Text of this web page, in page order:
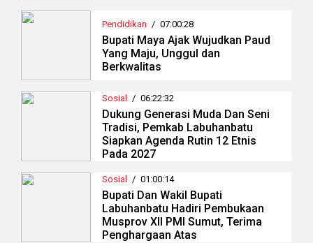
Pendidikan / 07:00:28
Bupati Maya Ajak Wujudkan Paud
Yang Maju, Unggul dan
Berkwalitas
Sosial / 06:22:32
Dukung Generasi Muda Dan Seni
Tradisi, Pemkab Labuhanbatu
Siapkan Agenda Rutin 12 Etnis
Pada 2027
Sosial / 01:00:14
Bupati Dan Wakil Bupati
Labuhanbatu Hadiri Pembukaan
Musprov XII PMI Sumut, Terima
Penghargaan Atas